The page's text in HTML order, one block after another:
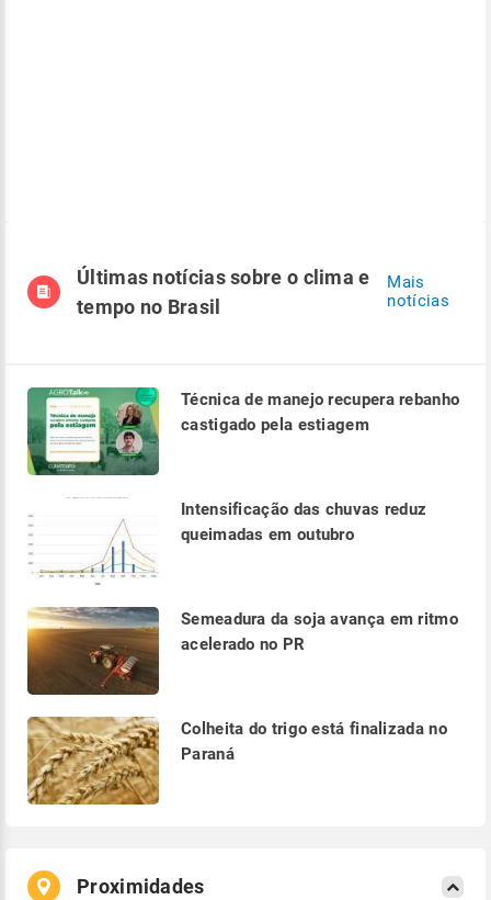
Últimas notícias sobre o clima e
tempo no Brasil
Mais
notícias
Técnica de manejo recupera rebanho
castigado pela estiagem
Intensificação das chuvas reduz
queimadas em outubro
Semeadura da soja avança em ritmo
acelerado no PR
Colheita do trigo está finalizada no
Paraná
Proximidades